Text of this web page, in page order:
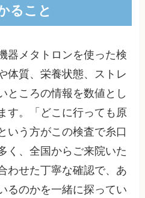
ること
器メタトロンを使った検
体質、栄養状態、ストレ
ところの情報を数値とし
す。「どこに行っても原
いう方がこの検査で糸口
く、全国からご来院いた
わせた丁寧な確認で、あ
るのかを一緒に探ってい